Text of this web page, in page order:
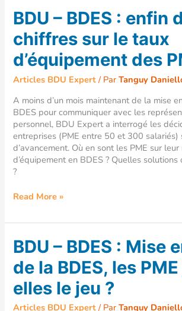
BDU – BDES : enfin
chiffres sur le taux
d’équipement des
Articles BDU Expert / ParTanguy
A moins d’un mois maintenant de la mise
BDES pour communiquer avec les
personnel, BDU Expert a interrogé les
entreprises (PME entre 50 et 300 salariés)
d’avancement. Où en sont les PME sur leur
d’équipement en BDES ? Quelles
?
BDU
–
BDES
:
enfin
chiffres
sur
le
taux
d’équipement
des
PME
Read More »
BDU – BDES : Mise
de la BDES, les
elles le jeu ?
Articles BDU Expert / ParTanguy
BDU
–
BDES
:
Mise